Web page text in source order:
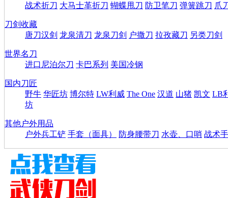
战术折刀 大马士革折刀 蝴蝶甩刀 防卫笔刀 弹簧跳刀 爪
刀剑收藏
唐刀汉剑 龙泉清刀 龙泉刀剑 户撒刀 拉孜藏刀 另类刀剑
世界名刀
进口尼泊尔刀 卡巴系列 美国冷钢
国内刀匠
野牛 华匠坊 博尔特 LW利威 The One 汉道 山猪 凯文 LB
坊
其他户外用品
户外兵工铲 手套（面具） 防身腰带刀 水壶、口哨 战术